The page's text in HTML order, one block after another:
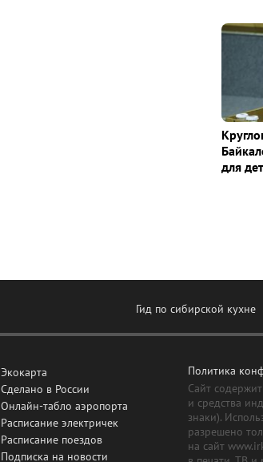
для
Гид по сибирской кухне
Экокарта
Сделано в России
Онлайн-табло аэропорта
Расписание электричек
Расписание поездов
Подписка на новости
Политика
Сайт
и средства
знаки).
разрешено
на сайт